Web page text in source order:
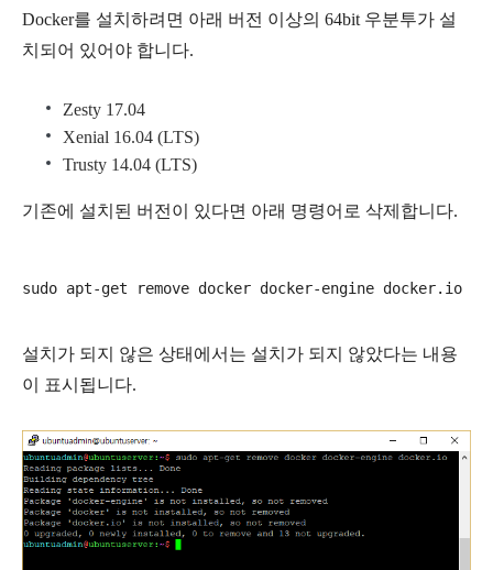
Docker를 설치하려면 아래 버전 이상의 64bit 우분투가 설
치되어 있어야 합니다.
Zesty 17.04
Xenial 16.04 (LTS)
Trusty 14.04 (LTS)
기존에 설치된 버전이 있다면 아래 명령어로 삭제합니다.
설치가 되지 않은 상태에서는 설치가 되지 않았다는 내용
이 표시됩니다.